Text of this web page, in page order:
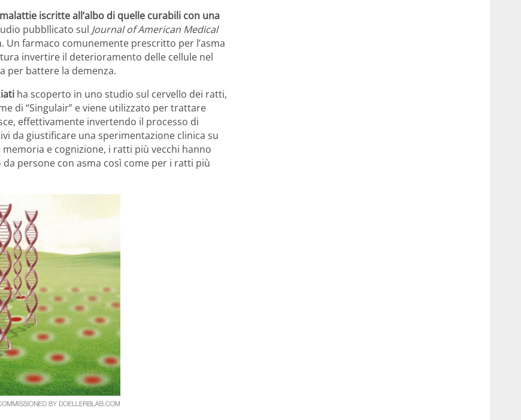
iscritte all’albo di quelle curabili con una
pubbllicato sul Journal of American Medical
farmaco comunemente prescritto per l’asma
invertire il deterioramento delle cellule nel
per battere la demenza.
ha scoperto in uno studio sul cervello dei ratti,
di “Singulair” e viene utilizzato per trattare
effettivamente invertendo il processo di
da giustificare una sperimentazione clinica su
e cognizione, i ratti più vecchi hanno
persone con asma così come per i ratti più